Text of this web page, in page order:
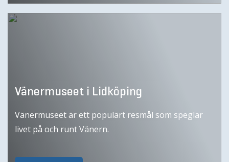
Vänermuseet i Lidköping
Vänermuseet är ett populärt resmål som speglar
livet på och runt Vänern.